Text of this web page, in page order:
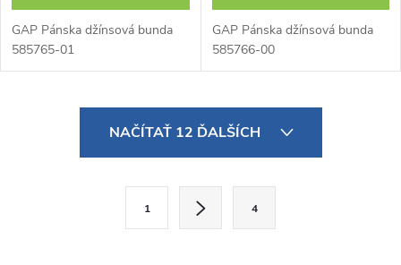
GAP Pánska džínsová bunda
585765-01
GAP Pánska džínsová bunda
585766-00
NAČÍTAŤ 12 ĎALŠÍCH
1 4